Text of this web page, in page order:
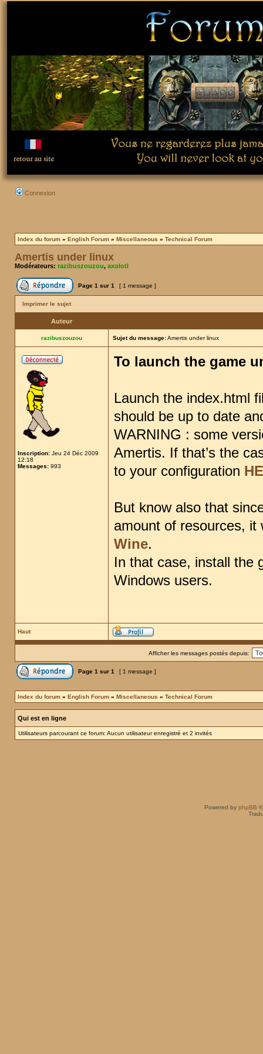
Connexion
Index du forum » English Forum » Miscellaneous » Technical Forum
Amertis under linux
Modérateurs: razibuszouzou, axolotl
Page 1 sur 1 [ 1 message ]
Imprimer le sujet
Auteur
razibuszouzou Sujet du message:Amertis under linux
Inscription: Jeu 24 Déc 2009
12:18
Messages: 993
To launch the game
Launch the index.html
should be up to date
WARNING : some
Amertis. If that’s the
to your configuration
But know also that
amount of resources, it
Wine.
In that case, install the
Windows users.
Haut
Afficher les messages postés depuis:
Page 1 sur 1 [ 1 message ]
Index du forum » English Forum » Miscellaneous » Technical Forum
Qui est en ligne
Utilisateurs parcourant ce forum: Aucun utilisateur enregistré et 2 invités
Powered by phpBB